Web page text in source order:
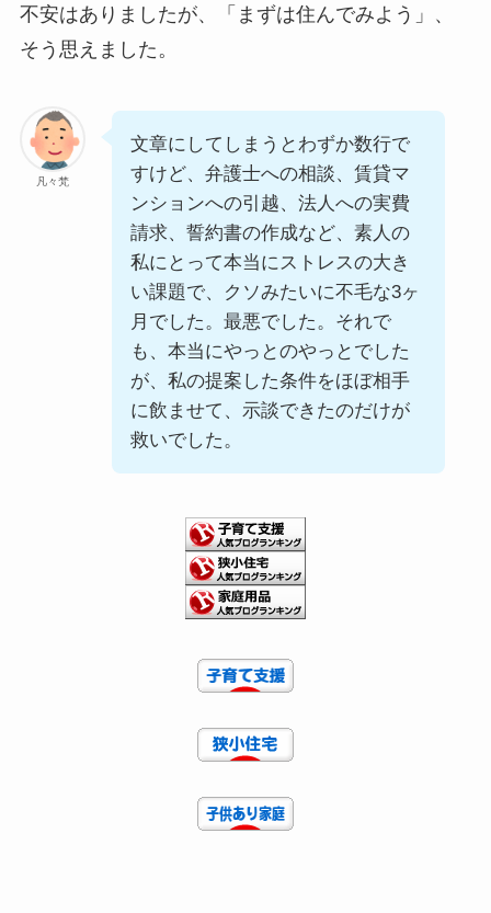
不安はありましたが、「まずは住んでみよう」、
そう思えました。
凡々梵
文章にしてしまうとわずか数行で
すけど、弁護士への相談、賃貸マ
ンションへの引越、法人への実費
請求、誓約書の作成など、素人の
私にとって本当にストレスの大き
い課題で、クソみたいに不毛な3ヶ
月でした。最悪でした。それで
も、本当にやっとのやっとでした
が、私の提案した条件をほぼ相手
に飲ませて、示談できたのだけが
救いでした。